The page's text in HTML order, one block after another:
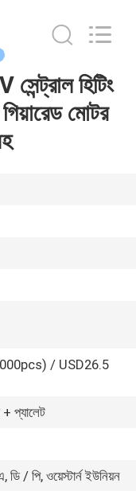
হিটিং
মোটর
/ USD26.5
প্যালেট
/ পি, ওয়েস্টার্ন ইউনিয়ন